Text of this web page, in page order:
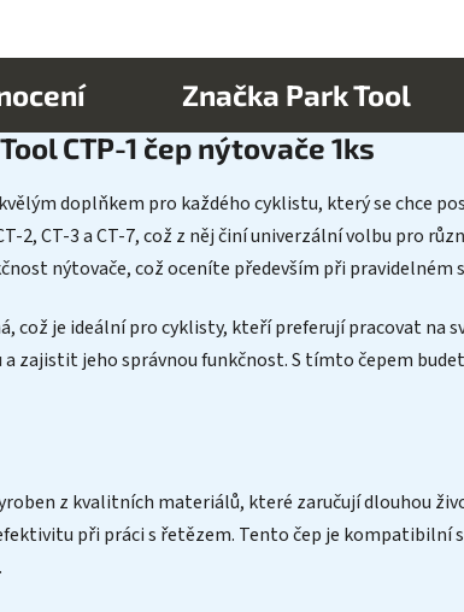
Značka Park Tool
CTP-1 čep nýtovače 1ks
doplňkem pro každého cyklistu, který se chce
2, CT-3 a CT-7, což z něj činí univerzální volbu pro
nýtovače, což oceníte především při pravidelném
což je ideální pro cyklisty, kteří preferují pracovat na
zajistit jeho správnou funkčnost. S tímto čepem
z kvalitních materiálů, které zaručují dlouhou
při práci s řetězem. Tento čep je